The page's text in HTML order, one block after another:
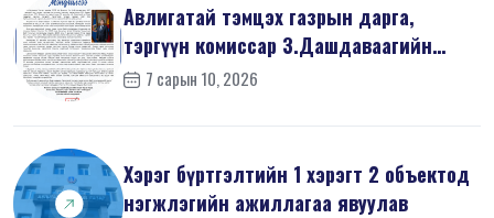
Авлигатай тэмцэх газрын дарга,
тэргүүн комиссар З.Дашдаваагийн
мэндчил...
7 сарын 10, 2026
Хэрэг бүртгэлтийн 1 хэрэгт 2 объектод
нэгжлэгийн ажиллагаа явуулав